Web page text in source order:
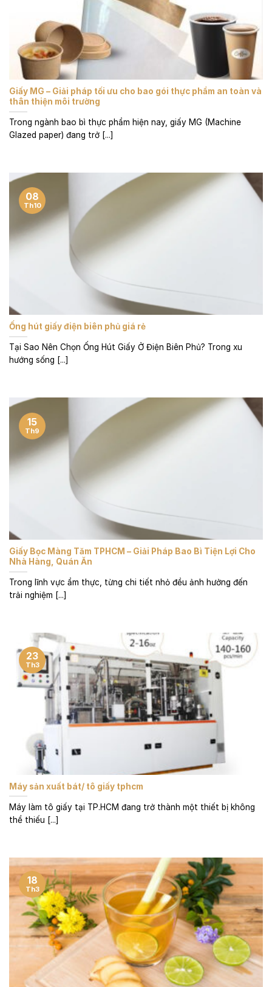
Giấy MG – Giải pháp tối ưu cho bao gói thực phẩm an toàn và
thân thiện môi trường
Trong ngành bao bì thực phẩm hiện nay, giấy MG (Machine
Glazed paper) đang trở [...]
Ống hút giấy điện biên phủ giá rẻ
Tại Sao Nên Chọn Ống Hút Giấy Ở Điện Biên Phủ? Trong xu
hướng sống [...]
08
Th10
Giấy Bọc Màng Tăm TPHCM – Giải Pháp Bao Bì Tiện Lợi Cho
Nhà Hàng, Quán Ăn
Trong lĩnh vực ẩm thực, từng chi tiết nhỏ đều ảnh hưởng đến
trải nghiệm [...]
15
Th9
Máy sản xuất bát/ tô giấy tphcm
Máy làm tô giấy tại TP.HCM đang trở thành một thiết bị không
thể thiếu [...]
23
Th3
18
Th3